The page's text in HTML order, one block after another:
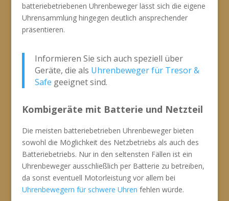
batteriebetriebenen Uhrenbeweger lässt sich die eigene
Uhrensammlung hingegen deutlich ansprechender
präsentieren.
Informieren Sie sich auch speziell über
Geräte, die als Uhrenbeweger für Tresor &
Safe geeignet sind.
Kombigeräte mit Batterie und Netzteil
Die meisten batteriebetrieben Uhrenbeweger bieten
sowohl die Möglichkeit des Netzbetriebs als auch des
Batteriebetriebs. Nur in den seltensten Fällen ist ein
Uhrenbeweger ausschließlich per Batterie zu betreiben,
da sonst eventuell Motorleistung vor allem bei
Uhrenbewegern für schwere Uhren fehlen würde.